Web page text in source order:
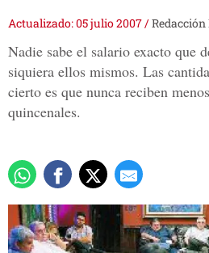
Actualizado: 05 julio 2007/
Nadie sabe el salario exacto que
siquiera ellos mismos. Las
cierto es que nunca reciben
quincenales.